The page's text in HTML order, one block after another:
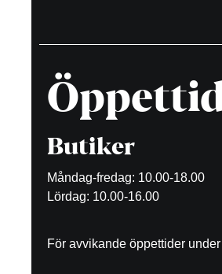
Butiker
Måndag-fredag: 10.00-18.00
Lördag: 10.00-16.00
För avvikande öppettider